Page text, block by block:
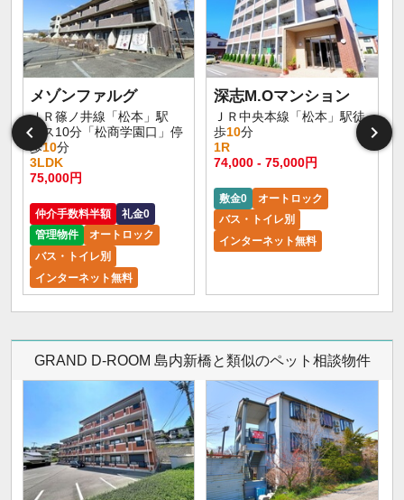
メゾンファルグ
ＪＲ篠ノ井線「松本」駅
バス10分「松商学園口」停
歩10分
3LDK
75,000円
仲介手数料半額
礼金0
管理物件
オートロック
バス・トイレ別
インターネット無料
深志M.Oマンション
ＪＲ中央本線「松本」駅徒
歩10分
1R
74,000 - 75,000円
敷金0
オートロック
バス・トイレ別
インターネット無料
GRAND D-ROOM 島内新橋と類似のペット相談物件